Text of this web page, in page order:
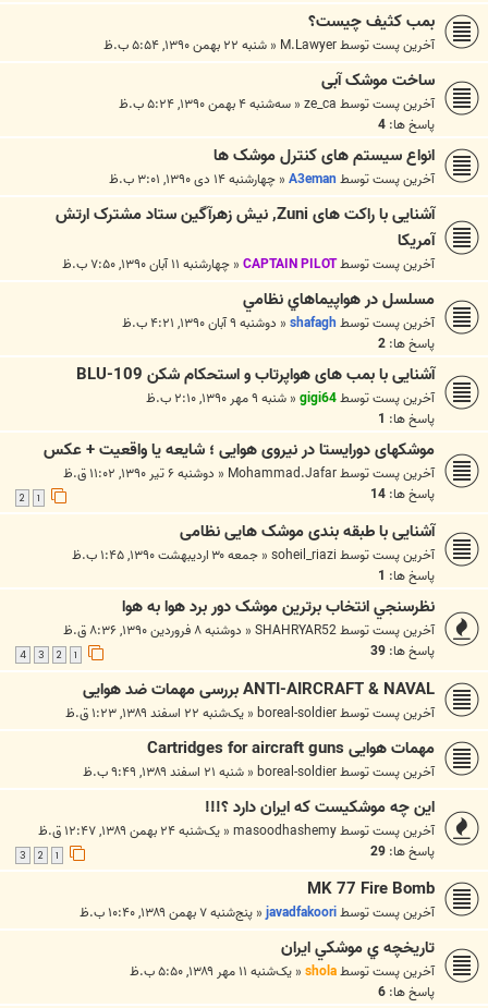
بمب کثیف چیست؟
آخرین پست توسطM.Lawyer
« شنبه ۲۲ بهمن ۱۳۹۰, ۵:۵۴ ب.ظ
ساخت موشک آبی
آخرین پست توسطze_ca
« سه‌شنبه ۴ بهمن ۱۳۹۰, ۵:۲۴ ب.ظ
پاسخ ها: 4
انواع سیستم های كنترل موشک ها
آخرین پست توسطA3eman
« چهارشنبه ۱۴ دی ۱۳۹۰, ۳:۰۱ ب.ظ
آشنایی با راکت های Zuni, نیش زهرآگین ستاد مشترک ارتش
آمریکا
آخرین پست توسطCAPTAIN PILOT
« چهارشنبه ۱۱ آبان ۱۳۹۰, ۷:۵۰ ب.ظ
مسلسل در هواپيماهاي نظامي
آخرین پست توسطshafagh
« دوشنبه ۹ آبان ۱۳۹۰, ۴:۲۱ ب.ظ
پاسخ ها: 2
آشنایی با بمب های هواپرتاب و استحکام شکن BLU-109
آخرین پست توسطgigi64
« شنبه ۹ مهر ۱۳۹۰, ۲:۱۰ ب.ظ
پاسخ ها: 1
موشکهای دورایستا در نیروی هوایی ؛ شایعه یا واقعیت + عکس
آخرین پست توسطMohammad.Jafar
« دوشنبه ۶ تیر ۱۳۹۰, ۱۱:۰۲ ق.ظ
پاسخ ها: 14
آشنایی با طبقه بندی موشک هایی نظامی
آخرین پست توسطsoheil_riazi
« جمعه ۳۰ اردیبهشت ۱۳۹۰, ۱:۴۵ ب.ظ
پاسخ ها: 1
نظرسنجي انتخاب برترين موشک دور برد هوا به هوا
آخرین پست توسطSHAHRYAR52
« دوشنبه ۸ فروردین ۱۳۹۰, ۸:۳۶ ق.ظ
پاسخ ها: 39
3
4
ANTI-AIRCRAFT & NAVAL بررسی مهمات ضد هوایی
آخرین پست توسطboreal-soldier
« یک‌شنبه ۲۲ اسفند ۱۳۸۹, ۱:۲۳ ق.ظ
مهمات هوایی Cartridges for aircraft guns
آخرین پست توسطboreal-soldier
« شنبه ۲۱ اسفند ۱۳۸۹, ۹:۴۹ ب.ظ
این چه موشکیست که ایران دارد ؟!!!
آخرین پست توسطmasoodhashemy
« یک‌شنبه ۲۴ بهمن ۱۳۸۹, ۱۲:۴۷ ق.ظ
پاسخ ها: 29
3
MK 77 Fire Bomb
آخرین پست توسطjavadfakoori
« پنج‌شنبه ۷ بهمن ۱۳۸۹, ۱۰:۴۰ ب.ظ
تاريخچه ي موشكي ايران
آخرین پست توسطshola
« یک‌شنبه ۱۱ مهر ۱۳۸۹, ۵:۵۰ ب.ظ
پاسخ ها: 6